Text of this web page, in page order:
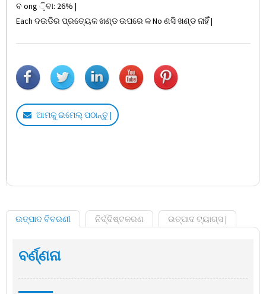
ବ ong ଼ିବା: 26% |
Each ଦଉଡିର ପ୍ରତ୍ୟେକ ଖଣ୍ଡ ଉପରେ କ No ଣସି ଖଣ୍ଡ ନାହିଁ |
ଆମକୁ ଇମେଲ୍ ପଠାନ୍ତୁ |
ଉତ୍ପାଦ ବିବରଣୀ ନିର୍ଦ୍ଦିଷ୍ଟକରଣ ଉତ୍ପାଦ ଟ୍ୟାଗ୍ସ |
ବର୍ଣ୍ଣନା